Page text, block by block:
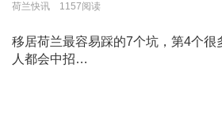
荷兰快讯 1157阅读
移居荷兰最容易踩的7个坑，第4个很
人都会中招…